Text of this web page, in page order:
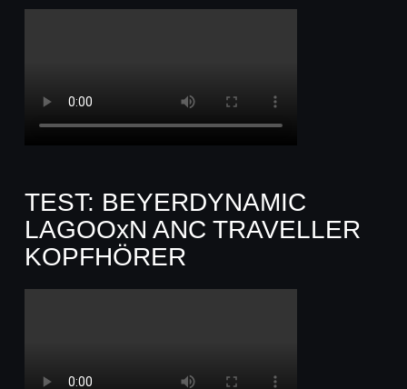
TEST: BEYERDYNAMIC
LAGOOxN ANC TRAVELLER
KOPFHÖRER